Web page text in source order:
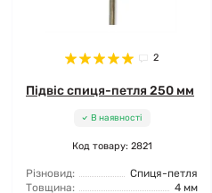
2
Підвіс спиця-петля 250 мм
В наявності
Код товару: 2821
Різновид:
Спиця-петля
Товщина:
4 мм